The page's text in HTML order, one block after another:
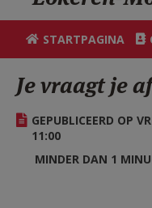
ZOEKEN
HULP
STARTPAGINA
Je vraagt je
GEPUBLICEERD OP
11:00
MINDER DAN 1